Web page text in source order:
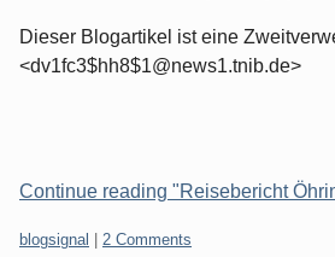
Dieser Blogartikel ist eine
<dv1fc3$hh8$1@news1.tnib.de>
Continue reading "Reisebericht
Categories:
blogsignal
2 Comments